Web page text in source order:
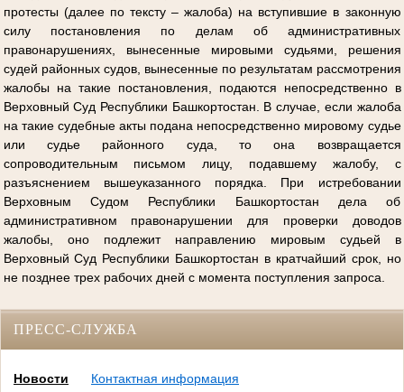
протесты (далее по тексту – жалоба) на вступившие в законную
силу постановления по делам об административных
правонарушениях, вынесенные мировыми судьями, решения
судей районных судов, вынесенные по результатам рассмотрения
жалобы на такие постановления, подаются непосредственно в
Верховный Суд Республики Башкортостан. В случае, если жалоба
на такие судебные акты подана непосредственно мировому судье
или судье районного суда, то она возвращается
сопроводительным письмом лицу, подавшему жалобу, с
разъяснением вышеуказанного порядка. При истребовании
Верховным Судом Республики Башкортостан дела об
административном правонарушении для проверки доводов
жалобы, оно подлежит направлению мировым судьей в
Верховный Суд Республики Башкортостан в кратчайший срок, но
не позднее трех рабочих дней с момента поступления запроса.
ПРЕСС-СЛУЖБА
Новости
Контактная информация